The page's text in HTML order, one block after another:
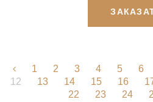
1 2 3 4 5 6
12
13 14 15 16
22
23 24